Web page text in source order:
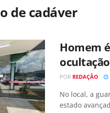
de cadáver
Homem
POR REDAÇÃO
No local, a
estado